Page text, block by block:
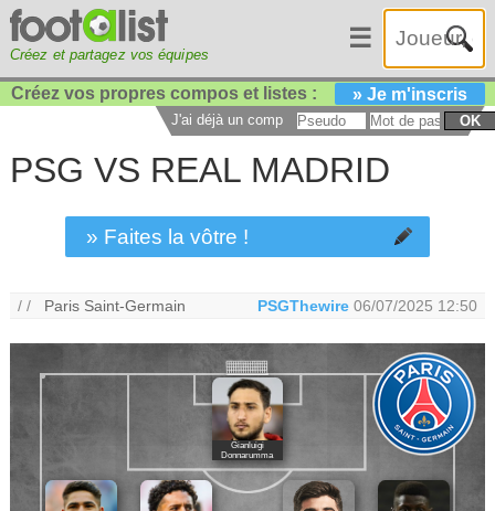
Créez et partagez vos équipes
☰
Créez vos propres compos et listes : » Je m'inscris
J'ai déjà un compte : OK
PSG VS REAL MADRID
» Faites la vôtre !
/ / Paris Saint-Germain PSGThewire 06/07/2025 12:50
Gianluigi
Donnarumma